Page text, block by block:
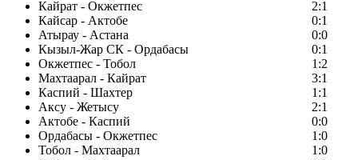
Кайрат - Окжетпес
2:1
Кайсар - Актобе
0:1
Атырау - Астана
0:0
Кызыл-Жар СК - Ордабасы
0:1
Окжетпес - Тобол
1:2
Махтаарал - Кайрат
3:1
Каспий - Шахтер
1:1
Аксу - Жетысу
2:1
Актобе - Каспий
0:0
Ордабасы - Окжетпес
1:0
Тобол - Махтаарал
1:0